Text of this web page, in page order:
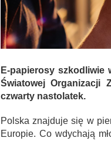
E-papierosy szkodliwie
Światowej
czwarty nastolatek.
Polska znajduje się w
Europie. Co wdychają